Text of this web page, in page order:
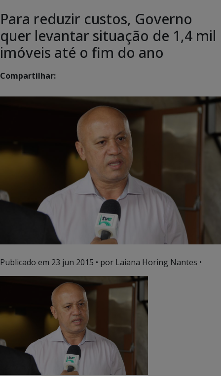
Para reduzir custos, Governo
quer levantar situação de 1,4 mil
imóveis até o fim do ano
Compartilhar:
Publicado em 23 jun 2015 • por Laiana Horing Nantes •